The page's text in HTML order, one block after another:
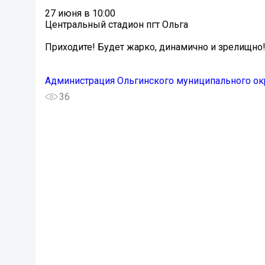
27 июня в 10:00
Центральный стадион пгт Ольга
Приходите! Будет жарко, динамично и зрелищно!
Администрация Ольгинского муниципального
36